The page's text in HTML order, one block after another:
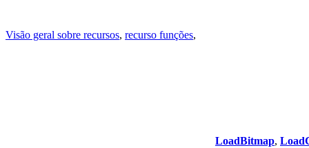
Visão geral sobre recursos, recurso funções,
LoadBitmap,